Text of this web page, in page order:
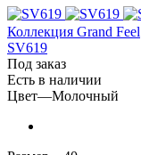
Коллекция Grand Feel
SV619
Под заказ
Есть в наличии
Цвет—Молочный